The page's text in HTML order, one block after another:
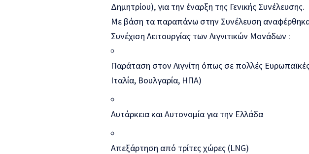
Δημητρίου), για την έναρξη της Γενικής Συνέλευσης.
Με βάση τα παραπάνω στην Συνέλευση
Συνέχιση Λειτουργίας των Λιγνιτικών Μονάδων :
Παράταση στον Λιγνίτη όπως σε πολλές
Ιταλία, Βουλγαρία, ΗΠΑ)
Αυτάρκεια και Αυτονομία για την Ελλάδα
Απεξάρτηση από τρίτες χώρες (LNG)